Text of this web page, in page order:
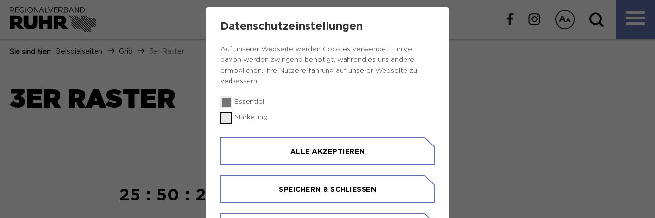
Sie sind hier: Beispielseiten Grid 3er Raster
3ER RASTER
25 : 50 : 25
Datenschutzeinstellungen
Auf unserer Webseite werden Cookies verwendet. Einige
davon werden zwingend benötigt, während es uns andere
ermöglichen, Ihre Nutzererfahrung auf unserer Webseite zu
verbessern.
Essentiell
Marketing
ALLE AKZEPTIEREN
SPEICHERN & SCHLIESSEN